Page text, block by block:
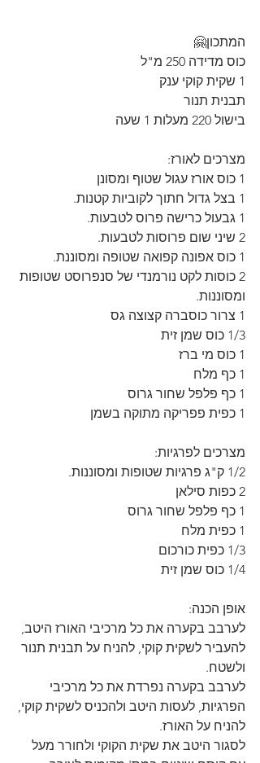
המתכון🤗
כוס מדידה 250 מ"ל
1 שקית קוקי ענק
תבנית תנור
בישול 220 מעלות 1 שעה
מצרכים לאורז:
1 כוס אורז עגול שטוף ומסונן
1 בצל גדול חתוך לקוביות קטנות.
1 גבעול כרישה פרוס לטבעות.
2 שיני שום פרוסות לטבעות.
1 כוס אפונה קפואה שטופה ומסוננת.
2 כוסות לקט נורמנדי של סנפרוסט שטופות
ומסוננות.
1 צרור כוסברה קצוצה גס
1/3 כוס שמן זית
1 כוס מי ברז
1 כף מלח
1 כף פלפל שחור גרוס
1 כפית פפריקה מתוקה בשמן
מצרכים לפרגיות:
1/2 ק"ג פרגיות שטופות ומסוננות.
2 כפות סילאן
1 כף פלפל שחור גרוס
1 כפית מלח
1/3 כפית כורכום
1/4 כוס שמן זית
אופן הכנה:
לערבב בקערה את כל מרכיבי האורז היטב,
להעביר לשקית קוקי, להניח על תבנית תנור
ולשטח.
לערבב בקערה נפרדת את כל מרכיבי
הפרגיות, לעסות היטב ולהכניס לשקית קוקי,
להניח על האורז.
לסגור היטב את שקית הקוקי ולחורר מעל